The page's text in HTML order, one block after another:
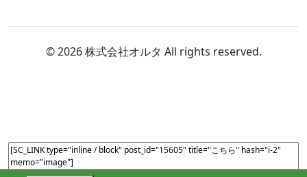
© 2026 株式会社オルタ All rights reserved.